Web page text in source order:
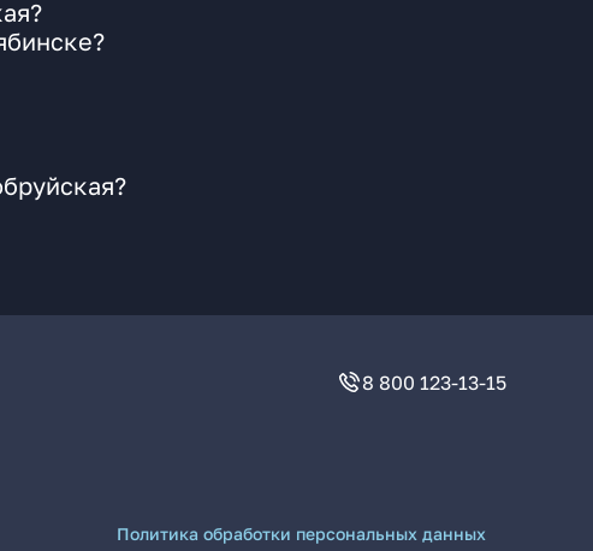
8 800 123-13-15
Политика обработки персональных данных